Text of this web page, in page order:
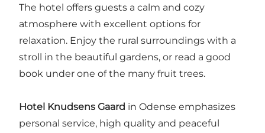
The hotel offers guests a calm and cozy
atmosphere with excellent options for
relaxation. Enjoy the rural surroundings with a
stroll in the beautiful gardens, or read a good
book under one of the many fruit trees.
Hotel Knudsens Gaard in Odense emphasizes
personal service, high quality and peaceful